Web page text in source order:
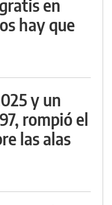
en
hay que
y un
rompió el
las alas